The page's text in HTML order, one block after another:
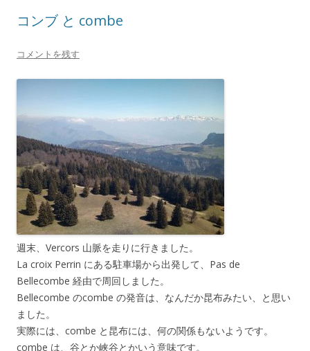
コンブ と combe
コメントを残す
週末、Vercors 山脈を走りに行きました。
La croix Perrin にある駐車場から出発して、Pas de
Bellecombe 経由で周回しました。
Bellecombe のcombe の発音は、なんだか昆布みたい、と思い
ました。
実際には、combe と昆布には、何の関係もないようです。
combe は、谷とか峡谷とかいう意味です。